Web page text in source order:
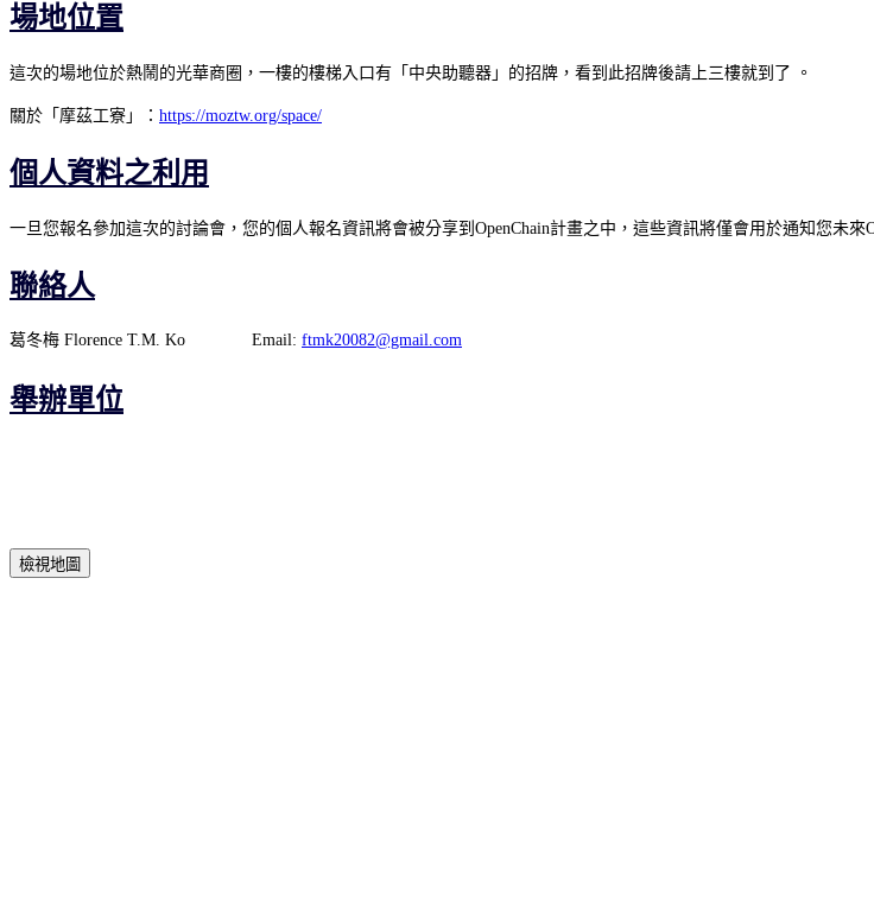
場地位置
這次的場地位於熱鬧的光華商圈，一樓的樓梯入口有「中央助聽器」的招牌，看到此招牌後請上三樓就到了 。
關於「摩茲工寮」： https://moztw.org/space/
個人資料之利用
一旦您報名參加這次的討論會，您的個人報名資訊將會被分享到OpenChain計畫之中，這些資訊將僅會用於通知您未來
聯絡人
葛冬梅 Florence T.M. Ko Email: ftmk20082@gmail.com
舉辦單位
檢視地圖